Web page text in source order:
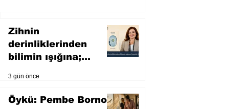
Zihnin
derinliklerinden
bilimin ışığına;
3 gün önce
Öykü: Pembe Bornoz